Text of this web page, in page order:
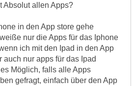
Absolut allen Apps?
in den App store gehe
nur die Apps für das Iphone
ich mit den Ipad in den App
auch nur apps für das Ipad
Möglich, falls alle Apps
gefragt, einfach über den App